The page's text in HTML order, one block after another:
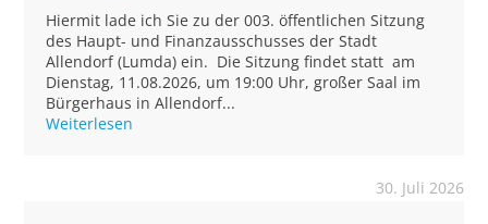
Hiermit lade ich Sie zu der 003. öffentlichen Sitzung
des Haupt- und Finanzausschusses der Stadt
Allendorf (Lumda) ein. Die Sitzung findet statt am
Dienstag, 11.08.2026, um 19:00 Uhr, großer Saal im
Bürgerhaus in Allendorf...
Weiterlesen
30. Juli 2026